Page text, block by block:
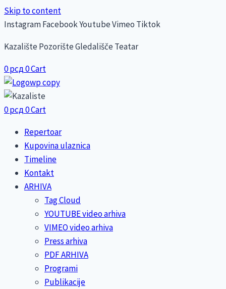
Skip to content
InstagramFacebookYoutubeVimeo Tiktok
Kazalište Pozorište Gledališče Teatar
0рсд0Cart
0рсд0Cart
Repertoar
Kupovina ulaznica
Timeline
Kontakt
ARHIVA
Tag Cloud
YOUTUBE video arhiva
VIMEO video arhiva
Press arhiva
PDF ARHIVA
Programi
Publikacije